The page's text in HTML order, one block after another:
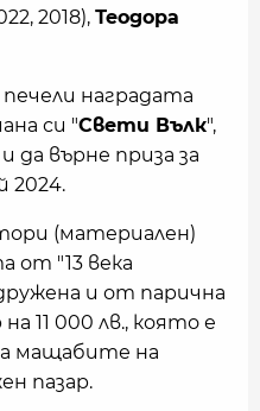
2018), Теодора
печели наградата
си "Свети Вълк",
да върне приза за
2024.
(материален)
от "13 века
и от парична
11 000 лв., която е
мащабите на
пазар.